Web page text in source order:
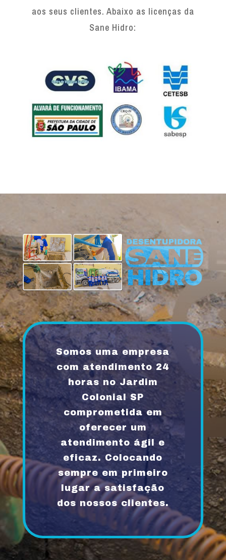
aos seus clientes. Abaixo as licenças da
Sane Hidro:
Somos uma empresa
com atendimento 24
horas no Jardim
Colonial SP
comprometida em
oferecer um
atendimento ágil e
eficaz. Colocando
sempre em primeiro
lugar a satisfação
dos nossos clientes.